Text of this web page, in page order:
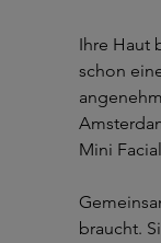
Ihre Haut
schon
Mini
braucht.